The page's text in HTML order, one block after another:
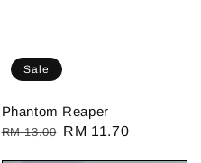
Sale
Phantom Reaper
Regular
RM 13.00 Sale
RM 11.70